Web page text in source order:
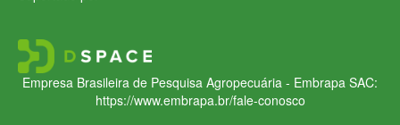
Empresa Brasileira de Pesquisa Agropecuária - Embrapa SAC:
https://www.embrapa.br/fale-conosco